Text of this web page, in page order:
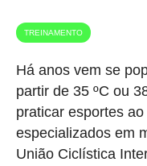
TREINAMENTO
Há anos vem se
partir de 35 ºC ou
praticar esportes
especializados em
União Ciclística